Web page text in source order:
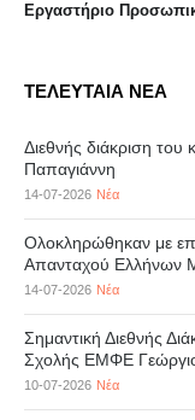
Eργαστήριo
ΤΕΛΕΥΤΑΙΑ ΝΕΑ
Διεθνής διάκριση
Παπαγιάννη
14-07-2026 Νέα
Ολοκληρώθηκαν με
Απανταχού Ελλήνων
14-07-2026 Νέα
Σημαντική Διεθνής
Σχολής ΕΜΦΕ
10-07-2026 Νέα